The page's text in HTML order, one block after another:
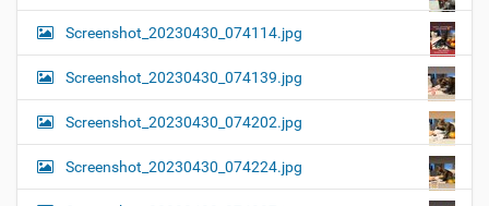
Screenshot_20230430_074114.jpg
Screenshot_20230430_074139.jpg
Screenshot_20230430_074202.jpg
Screenshot_20230430_074224.jpg